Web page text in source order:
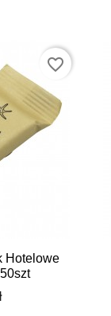
Hotelowe
favorite_border